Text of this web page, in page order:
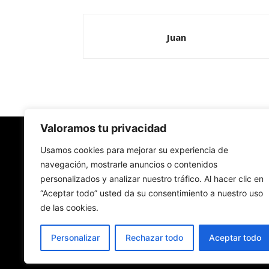
Valoramos tu privacidad
Usamos cookies para mejorar su experiencia de
navegación, mostrarle anuncios o contenidos
personalizados y analizar nuestro tráfico. Al hacer clic en
“Aceptar todo” usted da su consentimiento a nuestro uso
de las cookies.
Personalizar Rechazar todo Aceptar todo
Juan
Redes Cristianas
Una mirada alternativa sobre la Iglesia católica
- Colectivos de Redes Cristianas